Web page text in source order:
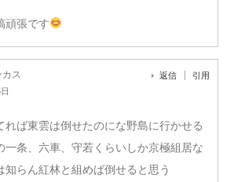
頑張です
ス 返信 引用
れば東雲は倒せたのにな野島に行かせる
一条、六車、守若くらいしか京極組居な
知らん紅林と組めば倒せると思う